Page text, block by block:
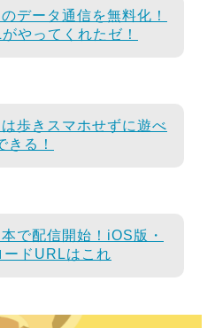
データ通信を無料化！
やってくれたゼ！
は歩きスマホせずに遊べ
きる！
で配信開始！iOS版・
ドURLはこれ